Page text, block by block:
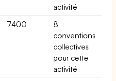
activité
7400
8
conventions
collectives
pour cette
activité